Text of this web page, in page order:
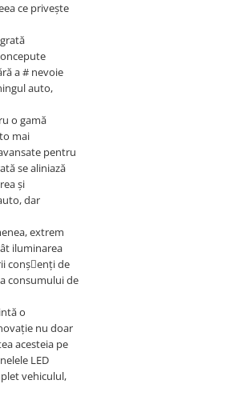
ce privește
a # nevoie
auto,
o gamă
mai
pentru
se aliniază
și
dar
extrem
iluminarea
conșenți de
consumului de
o
nu doar
acesteia pe
LED
vehiculul,